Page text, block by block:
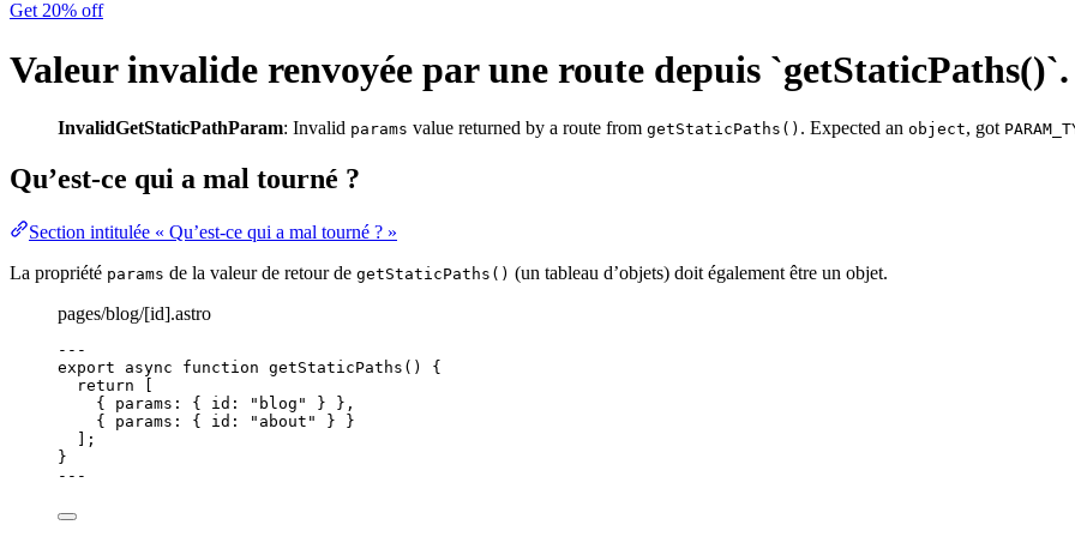
Get 20% off
Valeur invalide renvoyée par une route depuis `getStaticPaths()`.
InvalidGetStaticPathParam: Invalid params value returned by a route from getStaticPaths() . Expected an object, got
Qu’est-ce qui a mal tourné ?
Section intitulée « Qu’est-ce qui a mal tourné ? »
La propriété params de la valeur de retour de getStaticPaths() (un tableau d’objets) doit également être un objet.
pages/blog/[id].astro
---
export
async function getStaticPaths ()
{
return
{ params: { id:
" blog " } } ,
{ params: { id:
" about "
} }
];
}
---